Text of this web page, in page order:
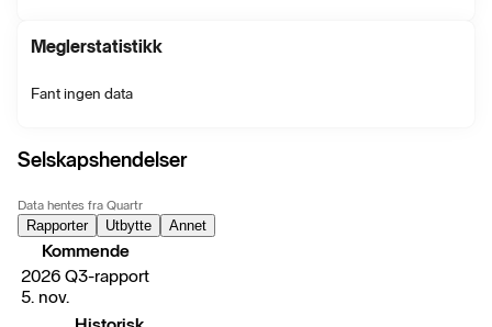
Meglerstatistikk
Fant ingen data
Selskapshendelser
Data hentes fra Quartr
Rapporter Utbytte Annet
Kommende
2026 Q3-rapport
5. nov.